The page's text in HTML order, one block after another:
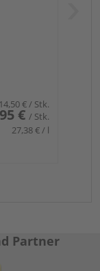
14,50 €/ Stk.
€ / Stk.
27,38 € / l
Partner